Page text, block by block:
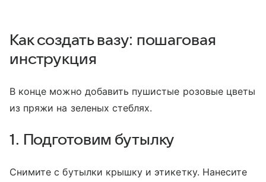
Как создать вазу: пошаговая
инструкция
В конце можно добавить пушистые розовые цветы
из пряжи на зеленых стеблях.
1. Подготовим бутылку
Снимите с бутылки крышку и этикетку. Нанесите